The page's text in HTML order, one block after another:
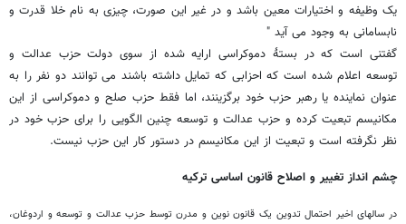
یک وظیفه و اختیارات معین باشد و در غیر این صورت، چیزی به نام خلا قدرت و
نابسامانی به وجود می آید "
گفتنی است که در بستۀ دموکراسی ارایه شده از سوی دولت حزب عدالت و
توسعه اعلام شده است که احزابی که تمایل داشته باشند می توانند دو نفر را به
عنوان نماینده یا رهبر حزب خود برگزینند، اما فقط حزب صلح و دموکراسی از این
مکانیسم تبعیت کرده و حزب عدالت و توسعه چنین الگویی را برای حزب خود در
نظر نگرفته است و تبعیت از این مکانیسم در دستور کار این حزب نیست.
چشم انداز تغییر و اصلاح قانون اساسی ترکیه
در سالهای اخیر احتمال تدوین یک قانون نوین و مدرن توسط حزب عدالت و توسعه و اردوغان،